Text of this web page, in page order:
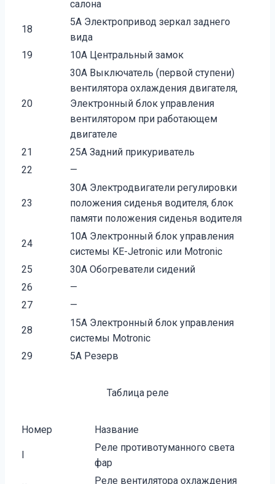
салона
18
5А Электропривод зеркал заднего
вида
19
10А Центральный замок
20
30А Выключатель (первой ступени)
вентилятора охлаждения двигателя,
Электронный блок управления
вентилятором при работающем
двигателе
21
25А Задний прикуриватель
22
—
23
30А Электродвигатели регулировки
положения сиденья водителя, блок
памяти положения сиденья водителя
24
10А Электронный блок управления
системы KE-Jetronic или Motronic
25
30А Обогреватели сидений
26
—
27
—
28
15А Электронный блок управления
системы Motronic
29
5А Резерв
Таблица реле
Номер Название
Реле противотуманного света
фар
Реле вентилятора охлаждения